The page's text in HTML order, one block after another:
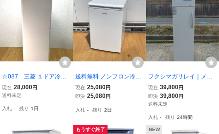
☆087 三菱 １ドア冷凍
庫 MF-U14H-W
現在 28,000円
送料未定
入札 - 残り 1日
送料無料 ノンフロン冷凍
庫【中古】動作保証 comf
ee CU83WH 86L 2025年
078039 B/24098
現在 25,080円
即決 25,080円
入札 - 残り 2日
フクシマガリレイ｜メデ
ィカルフリーザー｜FMF-
301F｜2018年製｜－2
0℃｜縦型｜低温フリーザ
現在 39,800円
即決 39,800円
送料未定
入札 - 残り 24時間
もうすぐ終了 NEW